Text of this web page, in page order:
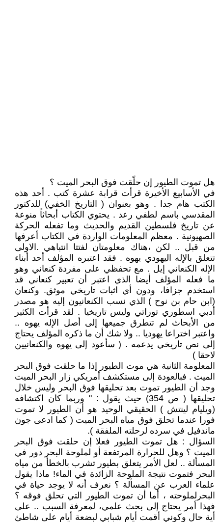
هل تموت الطيور إن حلّقت فوق البحر الميت ؟
في الأسابيع الأخيرة قرأت قرابة عشرة كتب . أحد هذه
الكتب هام جدا . وهو بعنوان ( التاريخ الخفي) للدكتور
المقدسي باسم لطفي رعد . يحتوي الكتاب أبحاثاً منوعة
عن تاريخ فلسطين القديم والحديث وما تفعله الحركة
الصهيونية . معظم المعلومات الواردة في الكتاب أعرفها
من قبل .. لكن ،هناك معلومتان لفتتا انتباهي .الاولى
تتعلق بالإله اليهودي يهوه . فقد اعتبره المؤلف أحد أبناء
الإله الكنعاني إيل . مع تحفظي على مفردة كنعاني وهو
ما فعله المؤلف أيضا الذي اعتبر أن تعبير كنعاني قد
استخدم جزافا، ودون أي اثبات تاريخي موثق. وكنعان
(ابن حام بن نوح ) الذي نسب الكنعانيون إليه هو مصدر
أدبي اسطوري توراتي وليس تاريخيا . لقد قرأت الكثير
من الأبحاث لم تتطرق جميعها إلى أصل الإله يهوه ..
واعتبر اختراعا يهوديا .. ولا شك أن ما ذكره المؤلف يحتاج
إلى نص تاريخي يدعمه . ( سأعود إلى يهوه والكنعانيين
لاحقا )
المعلومة الثانية هي موت الطيور إذا ما حلقت فوق البحر
الميت . فبالعودة إلى مستكشف أمريكي زار البحر الميت
وجد أن الطيور تموت بعد تحليقها فوق البحر وليس خلال
تحليقها ( ص 354) حيث يقول : " وربما كان اكتشافه
(ويليام لينتش ) الحقيقي الوحيد هو أن الطيور لا تموت
فورا عندما تحلق فوق مياه البحر الميت ( كما ادعى جون
ماندفيل في سرده لرحلته الملفقة ).
السؤال : هل تموت الطيور فعلا إن حلقت فوق البحر
الميت ؟ وهل للحرارة المرتفعة أو لملوحة البحر دور في
المسألة .. لعل الأمر يتعلق بطيور تشرب بالخطأ من مياه
البحر فتموت نتيجة الملوحة الزائدة في الماء! ماذا يقول
علماء العرب عن المسألة ؟ نعرف أنه لا يوجد حياة في
البحرلملوحته ، أما أن تموت الطيور التي تحلق فوقه ؟
فهذا أمر يحتاج إلى بحث علمي، لمعرفة السبب .. على
أية حال وكوني أقمت أيام شبابي لبضعة أيام على شاطئ